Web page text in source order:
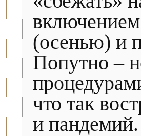
включением
(осенью) и
Попутно –
что так
и пандемий.